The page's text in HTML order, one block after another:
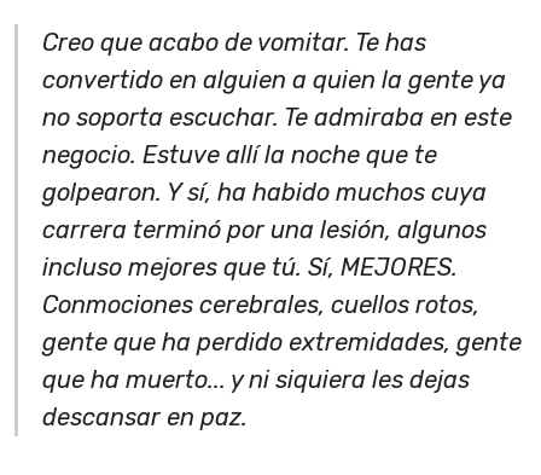
Creo que acabo de vomitar. Te has
convertido en alguien a quien la gente ya
no soporta escuchar. Te admiraba en este
negocio. Estuve allí la noche que te
golpearon. Y sí, ha habido muchos cuya
carrera terminó por una lesión, algunos
incluso mejores que tú. Sí, MEJORES.
Conmociones cerebrales, cuellos rotos,
gente que ha perdido extremidades, gente
que ha muerto... y ni siquiera les dejas
descansar en paz.